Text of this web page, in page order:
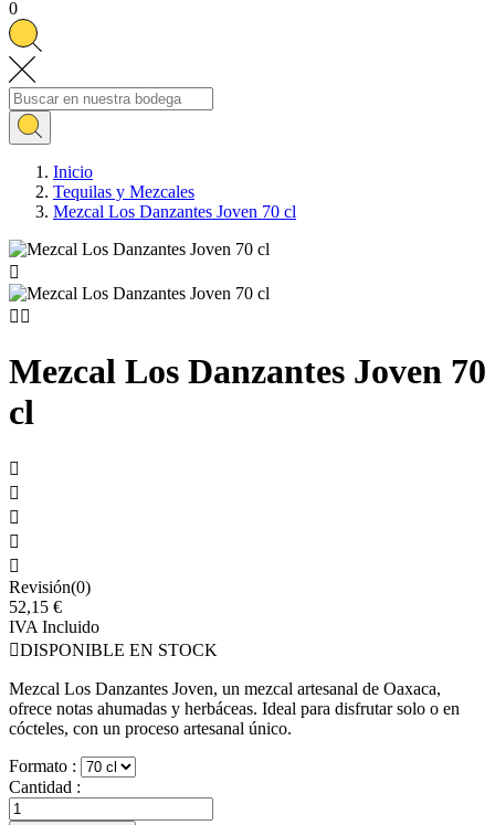
0
Inicio
Tequilas y Mezcales
Mezcal Los Danzantes Joven 70 cl

 
Mezcal Los Danzantes Joven 70
cl





Revisión(0)
52,15 €
IVA Incluido
DISPONIBLE EN STOCK
Mezcal Los Danzantes Joven, un mezcal artesanal de Oaxaca,
ofrece notas ahumadas y herbáceas. Ideal para disfrutar solo o en
cócteles, con un proceso artesanal único.
Formato :
Cantidad :